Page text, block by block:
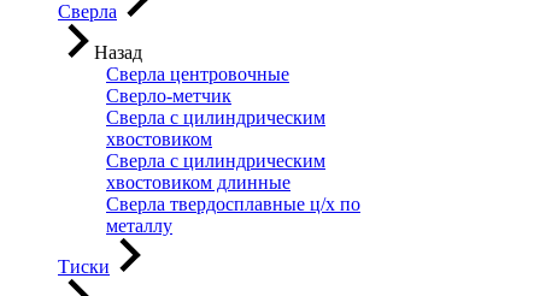
Сверла
Назад
Сверла центровочные
Сверло-метчик
Сверла с цилиндрическим
хвостовиком
Сверла с цилиндрическим
хвостовиком длинные
Сверла твердосплавные ц/х по
металлу
Тиски